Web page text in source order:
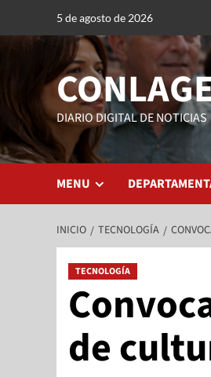
5 de agosto de 2026
DIARIO DIGITAL DE NOTICIAS
MENU
INICIO TECNOLOGÍA
TECNOLOGÍA
de